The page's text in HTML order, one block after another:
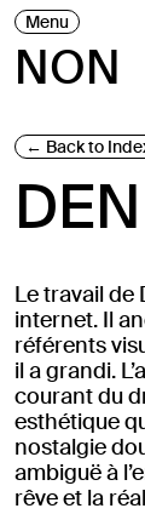
NON
Menu
Back to
Le travail de
internet. Il
référents
il a grandi.
courant du
esthétique
nostalgie
ambiguë à
rêve et la